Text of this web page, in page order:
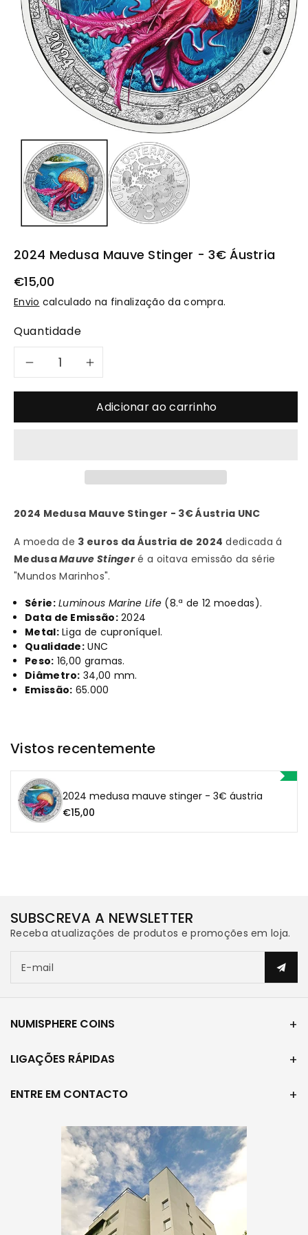
o
2024 Medusa Mauve Stinger - 3€ Áustria
€15,00
Envio calculado na finalização da compra.
Quantidade
Diminuir
Medusa
Mauve
Stinger
-
3€
Áustria
Aumentar
a
de
Medusa
Mauve
Stinger
-
3€
Áustria
Adicionar ao carrinho
2024 Medusa Mauve Stinger - 3€ Áustria UNC
A moeda de 3 euros da Áustria de 2024 dedicada á
MedusaMauve Stingeré a oitava emissão da série
"Mundos Marinhos".
Série: Luminous Marine Life (8.ª de 12 moedas).
Data de Emissão:2024
Metal: Liga de cuproníquel.
Qualidade: UNC
Peso: 16,00 gramas.
Diâmetro: 34,00 mm.
Emissão: 65.000
Vistos recentemente
2024 medusa mauve stinger - 3€ áustria
€15,00
SUBSCREVA A NEWSLETTER
Receba atualizações de produtos e promoções em loja.
E-mail
NUMISPHERE COINS
LIGAÇÕES RÁPIDAS
ENTRE EM CONTACTO